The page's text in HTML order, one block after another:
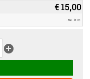
€ 15,00
iva inc.
add_circle